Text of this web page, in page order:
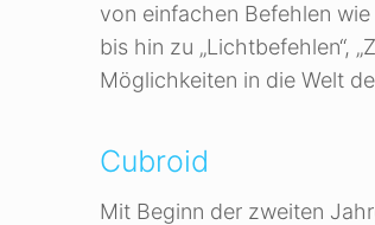
von einfachen Befehlen wie
bis hin zu „Lichtbefehlen“,
Möglichkeiten in die Welt
Cubroid
Mit Beginn der zweiten